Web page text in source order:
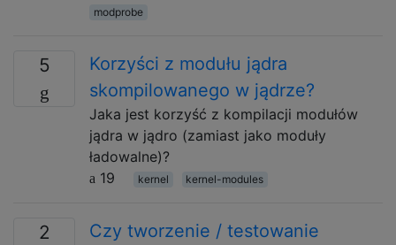
modprobe
5
Korzyści z modułu jądra
skompilowanego w jądrze?
Jaka jest korzyść z kompilacji modułów
jądra w jądro (zamiast jako moduły
ładowalne)?
19
kernel kernel-modules
2
Czy tworzenie / testowanie